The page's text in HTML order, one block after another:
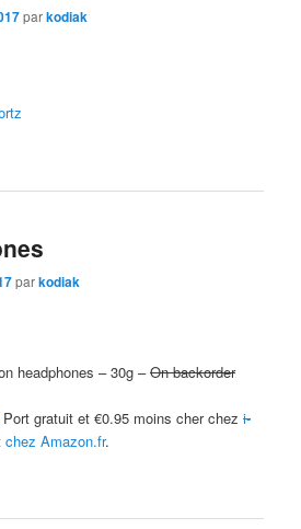
parkodiak
parkodiak
headphones – 30g –On backorder
Port gratuit et €0.95 moins cher chezi-
chez Amazon.fr.